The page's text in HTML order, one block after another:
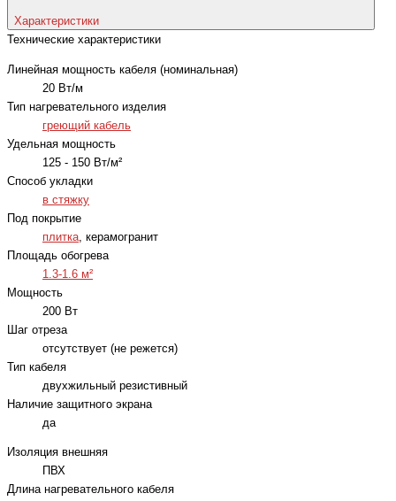
Характеристики
Технические характеристики
Линейная мощность кабеля (номинальная)
20 Вт/м
Тип нагревательного изделия
греющий кабель
Удельная мощность
125 - 150 Вт/м²
Способ укладки
в стяжку
Под покрытие
плитка , керамогранит
Площадь обогрева
1.3-1.6 м²
Мощность
200 Вт
Шаг отреза
отсутствует (не режется)
Тип кабеля
двухжильный резистивный
Наличие защитного экрана
да
Изоляция внешняя
ПВХ
Длина нагревательного кабеля